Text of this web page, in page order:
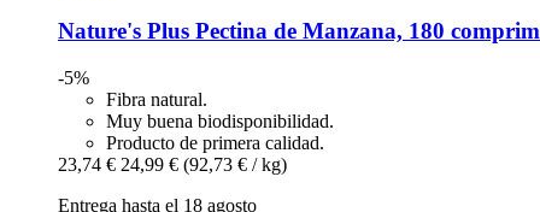
Nature's Plus Pectina de Manzana, 180
-5%
Fibra natural.
Muy buena biodisponibilidad.
Producto de primera calidad.
23,74 € 24,99 € (92,73 € / kg)
Entrega hasta el 18 agosto